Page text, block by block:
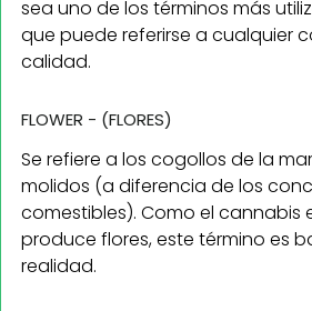
sea uno de los términos más
que puede referirse a cualquier
calidad.
FLOWER - (FLORES)
Se refiere a los cogollos de la
molidos (a diferencia de los
comestibles). Como el cannabis
produce flores, este término es
realidad.